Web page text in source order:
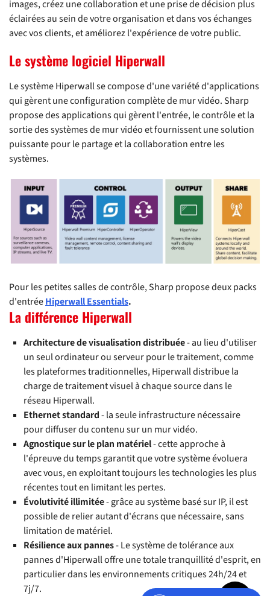
images, créez une collaboration et une prise de décision plus
éclairées au sein de votre organisation et dans vos échanges
avec vos clients, et améliorez l'expérience de votre public.
Le système logiciel Hiperwall
Le système Hiperwall se compose d'une variété d'applications
qui gèrent une configuration complète de mur vidéo. Sharp
propose des applications qui gèrent l'entrée, le contrôle et la
sortie des systèmes de mur vidéo et fournissent une solution
puissante pour le partage et la collaboration entre les
systèmes.
Pour les petites salles de contrôle, Sharp propose deux packs
d'entréeHiperwall Essentials.
La différence Hiperwall
Architecture de visualisation distribuée- au lieu d'utiliser
un seul ordinateur ou serveur pour le traitement, comme
les plateformes traditionnelles, Hiperwall distribue la
charge de traitement visuel à chaque source dans le
réseau Hiperwall.
Ethernet standard- la seule infrastructure nécessaire
pour diffuser du contenu sur un mur vidéo.
Agnostique sur le plan matériel- cette approche à
l'épreuve du temps garantit que votre système évoluera
avec vous, en exploitant toujours les technologies les plus
récentes tout en limitant les pertes.
Évolutivité illimitée- grâce au système basé sur IP, il est
possible de relier autant d'écrans que nécessaire, sans
limitation de matériel.
Résilience aux pannes- Le système de tolérance aux
pannes d'Hiperwall offre une totale tranquillité d'esprit, en
particulier dans les environnements critiques 24h/24 et
7j/7.
Jump to top